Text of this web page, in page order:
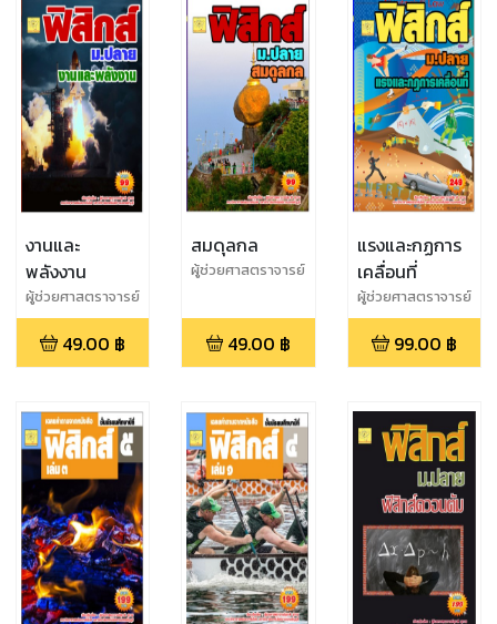
งานและ
พลังงาน
ผู้ช่วยศาสตราจารย์
สุชาติ สุภาพ
49.00 ฿
สมดุลกล
ผู้ช่วยศาสตราจารย์
49.00 ฿
แรงและกฏการ
เคลื่อนที่
ผู้ช่วยศาสตราจารย์
สุชาติ สุภาพ
99.00 ฿